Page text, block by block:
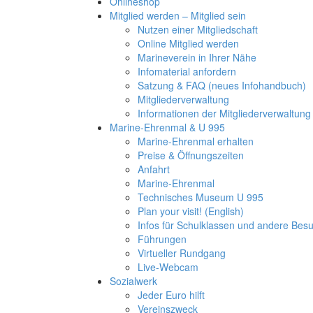
Mitglied werden – Mitglied sein
Nutzen einer Mitgliedschaft
Online Mitglied werden
Marineverein in Ihrer Nähe
Infomaterial anfordern
Satzung & FAQ (neues Infohandbuch)
Mitgliederverwaltung
Informationen der Mitgliederverwaltung
Marine-Ehrenmal & U 995
Marine-Ehrenmal erhalten
Preise & Öffnungszeiten
Anfahrt
Marine-Ehrenmal
Technisches Museum U 995
Plan your visit! (English)
Infos für Schulklassen und andere
Führungen
Virtueller Rundgang
Live-Webcam
Sozialwerk
Jeder Euro hilft
Vereinszweck